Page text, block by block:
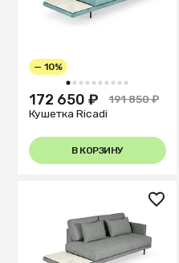
1 2 3 4 5 6 7 8 9 10
— 10%
172 650 ₽
191 850 ₽
Кушетка Ricadi
В КОРЗИНУ